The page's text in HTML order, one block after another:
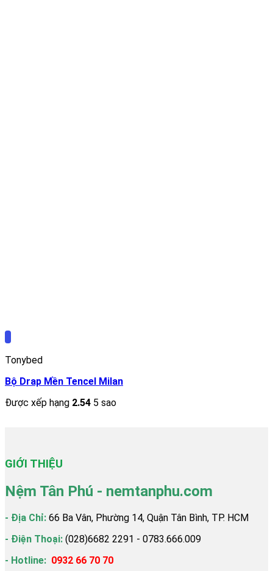
Tonybed
Bộ Drap Mền Tencel Milan
Được xếp hạng 2.54 5 sao
GIỚI THIỆU
Nệm Tân Phú - nemtanphu.com
- Địa Chỉ: 66 Ba Vân, Phường 14, Quận Tân Bình, TP. HCM
- Điện Thoại: (028)6682 2291 - 0783.666.009
- Hotline: 0932 66 70 70